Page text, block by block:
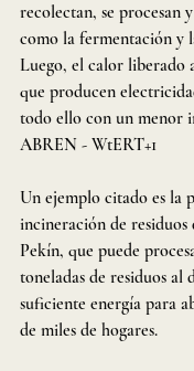
recolectan, se procesan
como la fermentación y
Luego, el calor liberado
que producen
todo ello con un menor
ABREN - WtERT+1
Un ejemplo citado es la
incineración de residuos
Pekín, que puede
toneladas de residuos al
suficiente energía para
de miles de hogares.